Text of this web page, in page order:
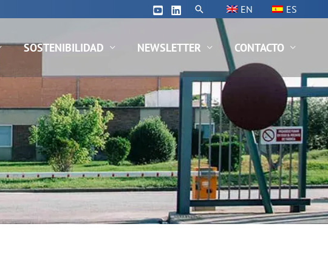
Buscar EN ES
SOSTENIBILIDAD NEWSLETTER CONTACTO